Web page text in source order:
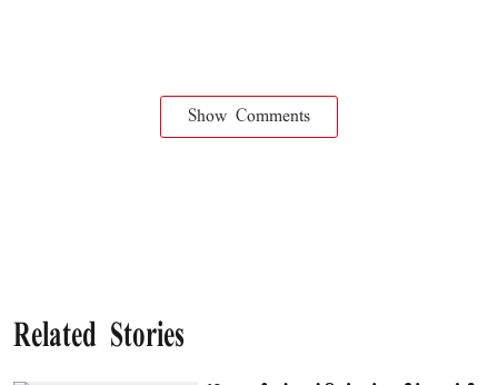
Show Comments
Related Stories